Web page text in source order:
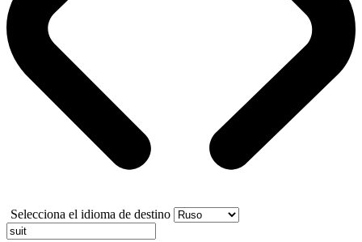
Selecciona el idioma de destino